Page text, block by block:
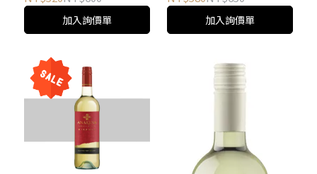
加入詢價單 加入詢價單